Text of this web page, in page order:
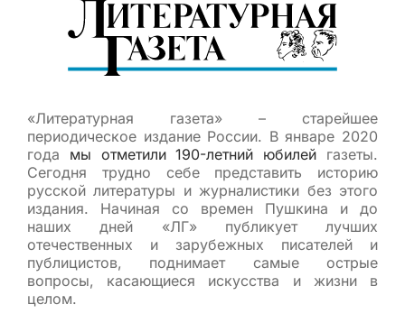
«Литературная газета» – старейшее
периодическое издание России. В январе 2020
года мы отметили 190-летний юбилей газеты.
Сегодня трудно себе представить историю
русской литературы и журналистики без этого
издания. Начиная со времен Пушкина и до
наших дней «ЛГ» публикует лучших
отечественных и зарубежных писателей и
публицистов, поднимает самые острые
вопросы, касающиеся искусства и жизни в
целом.